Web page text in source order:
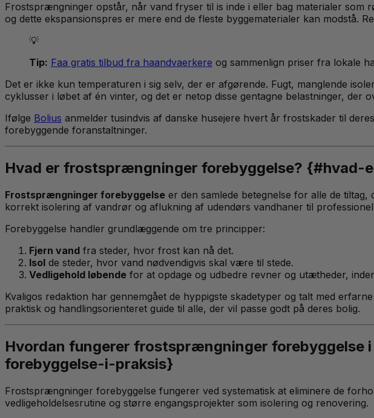
Frostsprængninger opstår, når vand fryser til is inde i eller bag materialer
og dette ekspansionspres er mere end de fleste byggematerialer kan
💡
Tip: Faa gratis tilbud fra haandvaerkere og sammenlign priser fra lokale
Det er ikke kun temperaturen i sig selv, der er afgørende. Fugt, manglende
cyklusser i løbet af én vinter, og det er netop disse gentagne belastninger, der
Ifølge Bolius anmelder tusindvis af danske husejere hvert år frostskader til
forebyggende foranstaltninger.
Hvad er frostsprængninger forebyggelse?
Frostsprængninger forebyggelse er den samlede betegnelse for alle de
korrekt isolering af vandrør og aflukning af udendørs vandhaner til
Forebyggelse handler grundlæggende om tre principper:
Fjern vand fra steder, hvor frost kan nå det.
Isol de steder, hvor vand nødvendigvis skal være til stede.
Vedligehold løbende for at opdage og udbedre revner og utætheder,
Kvaligos redaktion har gennemgået de hyppigste skadetyper og talt med
praktisk og handlingsorienteret guide til alle, der vil passe godt på deres bolig.
Hvordan fungerer frostsprængninger
forebyggelse-i-praksis}
Frostsprængninger forebyggelse fungerer ved systematisk at eliminere de
vedligeholdelsesrutine og større engangsprojekter som isolering og renovering.